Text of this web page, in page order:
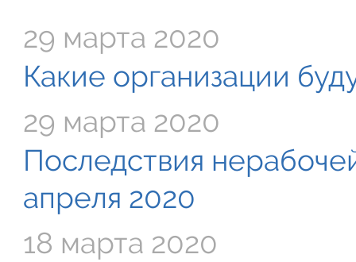
29 марта 2020
Какие организации
29 марта 2020
Последствия
апреля 2020
18 марта 2020